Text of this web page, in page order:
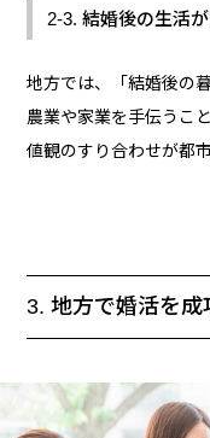
2-3. 結婚後の生活
地方では、「結婚後の
農業や家業を手伝うこ
値観のすり合わせが都
3. 地方で婚活を